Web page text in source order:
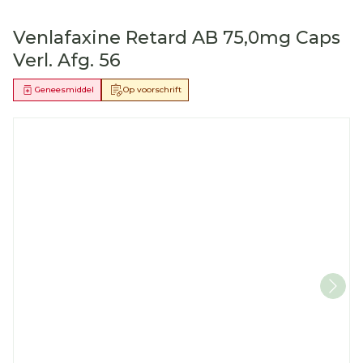
Venlafaxine Retard AB 75,0mg Caps
Verl. Afg. 56
Op voorschrift
Geneesmiddel